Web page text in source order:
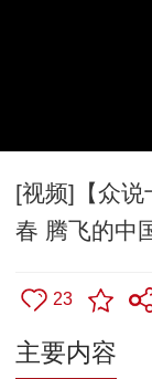
[视频]【众说
春 腾飞的中
23
主要内容